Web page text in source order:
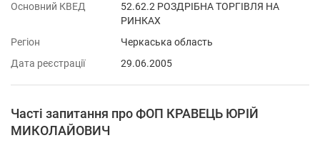
Основний КВЕД
52.62.2 РОЗДРІБНА ТОРГІВЛЯ НА
РИНКАХ
Регіон
Черкаська область
Дата реєстрації
29.06.2005
Часті запитання про ФОП КРАВЕЦЬ ЮРІЙ
МИКОЛАЙОВИЧ